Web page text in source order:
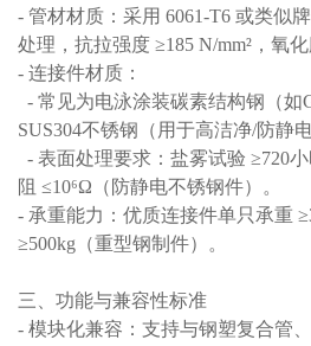
- 管材材质：采用 6061-T6 或类似
处理，抗拉强度 ≥185 N/mm²，氧化
- 连接件材质：
- 常见为电泳涂装碳素结构钢（如
SUS304不锈钢（用于高洁净/防静
- 表面处理要求：盐雾试验 ≥720
阻 ≤10⁶Ω（防静电不锈钢件）。
- 承重能力：优质连接件单只承重
≥500kg（重型钢制件）。
三、功能与兼容性标准
- 模块化兼容：支持与钢塑复合管